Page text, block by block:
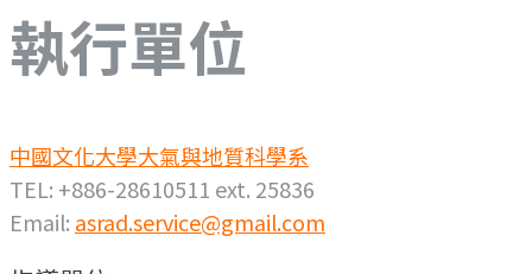
執行單位
中國文化大學大氣與地質科學系
TEL: +886-28610511 ext. 25836
Email: asrad.service@gmail.com